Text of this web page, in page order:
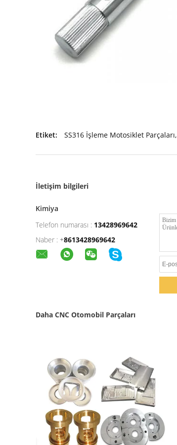
Etiket: SS316 İşleme Motosiklet Parçaları,
İletişim bilgileri
Kimiya
Telefon numarası : 13428969642
Naber : +8613428969642
Daha CNC Otomobil Parçaları